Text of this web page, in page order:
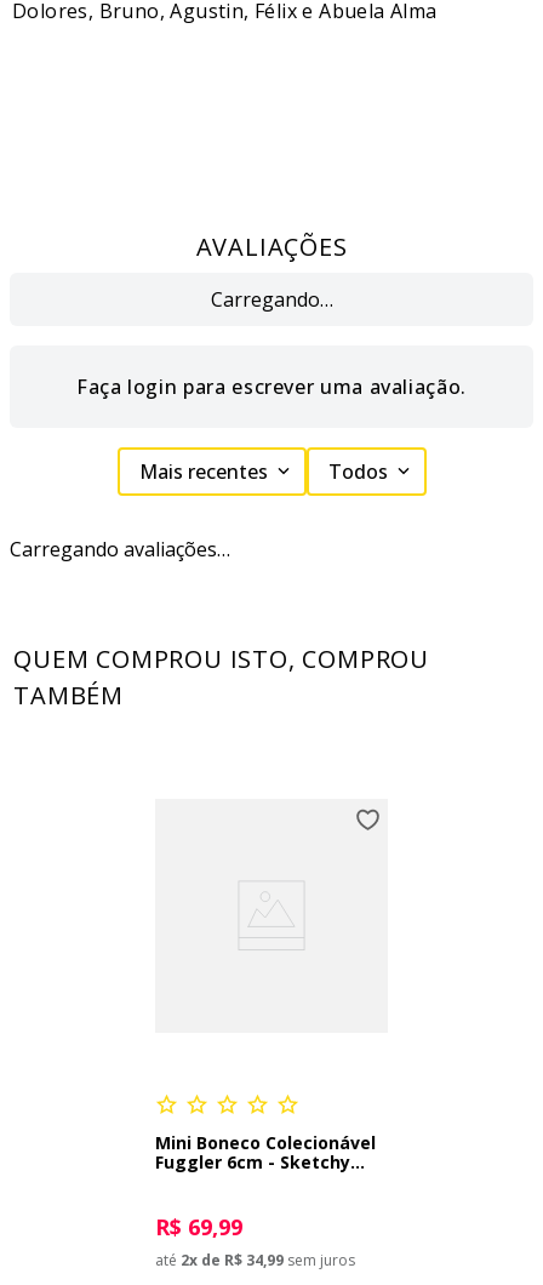
Dolores, Bruno, Agustin, Félix e Abuela Alma
AVALIAÇÕES
Carregando…
Faça login para escrever uma avaliação.
Mais recentes Todos
Carregando avaliações…
QUEM COMPROU ISTO, COMPROU
TAMBÉM
Mini Boneco Colecionável
Fuggler 6cm - Sketchy
R$ 69,99
até 2x de R$ 34,99 sem juros